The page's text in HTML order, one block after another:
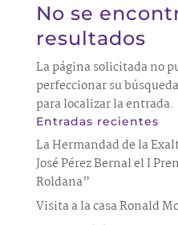
No se
resultados
La página solicitada no
perfeccionar su
para localizar la entrada.
Entradas recientes
La Hermandad de la
José Pérez Bernal el I
Roldana”
Visita a la casa Ronald